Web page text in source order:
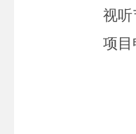
视
项目